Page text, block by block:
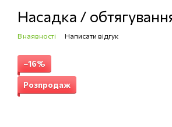
Насадка /
В наявності Написати відгук
−16%
Розпродаж